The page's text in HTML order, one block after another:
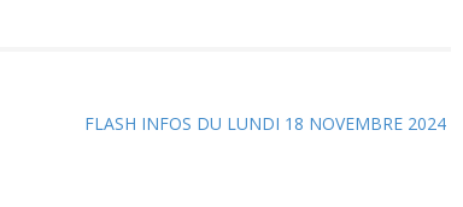
le
FLASH INFOS DU LUNDI 18 NOVEMBRE 2024